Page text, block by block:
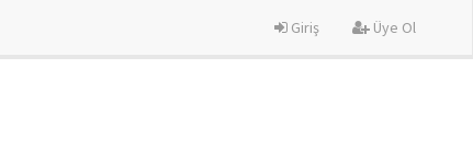
Giriş Üye Ol